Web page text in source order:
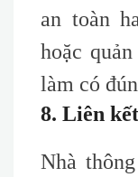
an toàn
hoặc
làm có
8. Liên
Nhà